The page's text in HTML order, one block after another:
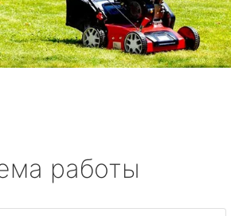
работы